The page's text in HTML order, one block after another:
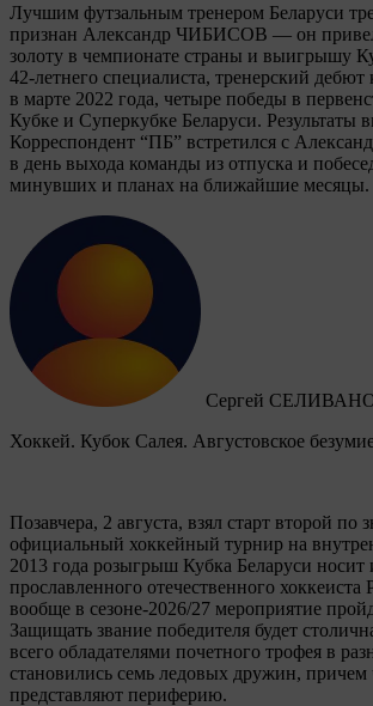
Лучшим футзальным тренером Беларуси
признан Александр ЧИБИСОВ — он
золоту в чемпионате страны и выигрышу
42-летнего специалиста, тренерский дебют
в марте 2022 года, четыре победы в
Кубке и Суперкубке Беларуси. Результаты
Корреспондент “ПБ” встретился с
в день выхода команды из отпуска и
минувших и планах на ближайшие месяцы.
Сергей
Хоккей. Кубок Салея. Августовское
Позавчера, 2 августа, взял старт второй по
официальный хоккейный турнир на
2013 года розыгрыш Кубка Беларуси носит
прославленного отечественного хоккеиста
вообще в сезоне-2026/27 мероприятие
Защищать звание победителя будет
всего обладателями почетного трофея в
становились семь ледовых дружин, причем
представляют периферию.